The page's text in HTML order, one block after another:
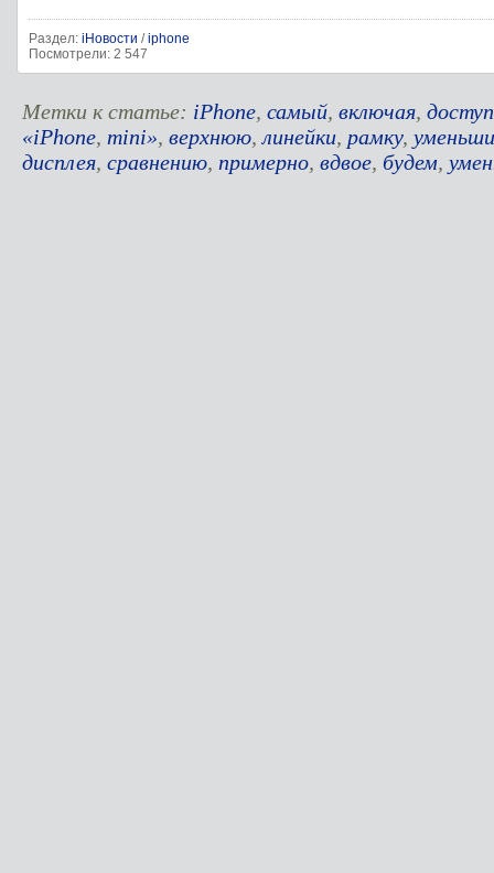
Раздел: iНовости /iphone
Посмотрели: 2 547
Метки к статье: iPhone, самый, включая,
«iPhone, mini», верхнюю,линейки, рамку,
дисплея, сравнению, примерно, вдвое, будем,